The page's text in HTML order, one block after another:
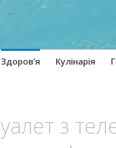
Здоров’я Кулінарія
з